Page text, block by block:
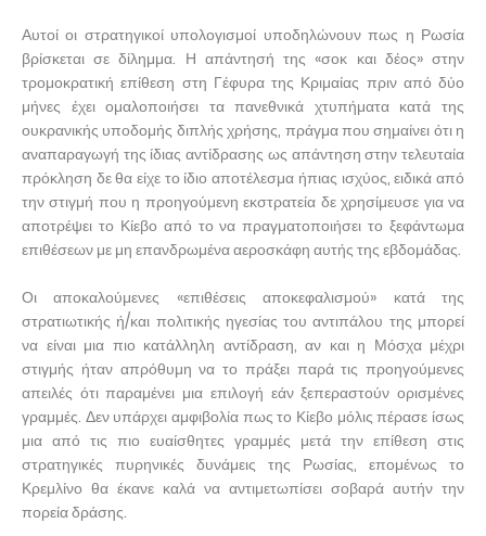
Αυτοί οι στρατηγικοί υπολογισμοί υποδηλώνουν πως η Ρωσία
βρίσκεται σε δίλημμα. Η απάντησή της «σοκ και δέος» στην
τρομοκρατική επίθεση στη Γέφυρα της Κριμαίας πριν από δύο
μήνες έχει ομαλοποιήσει τα πανεθνικά χτυπήματα κατά της
ουκρανικής υποδομής διπλής χρήσης, πράγμα που σημαίνει ότι η
αναπαραγωγή της ίδιας αντίδρασης ως απάντηση στην τελευταία
πρόκληση δε θα είχε το ίδιο αποτέλεσμα ήπιας ισχύος, ειδικά από
την στιγμή που η προηγούμενη εκστρατεία δε χρησίμευσε για να
αποτρέψει το Κίεβο από το να πραγματοποιήσει το ξεφάντωμα
επιθέσεων με μη επανδρωμένα αεροσκάφη αυτής της εβδομάδας.
Οι αποκαλούμενες «επιθέσεις αποκεφαλισμού» κατά της
στρατιωτικής ή/και πολιτικής ηγεσίας του αντιπάλου της μπορεί
να είναι μια πιο κατάλληλη αντίδραση, αν και η Μόσχα μέχρι
στιγμής ήταν απρόθυμη να το πράξει παρά τις προηγούμενες
απειλές ότι παραμένει μια επιλογή εάν ξεπεραστούν ορισμένες
γραμμές. Δεν υπάρχει αμφιβολία πως το Κίεβο μόλις πέρασε ίσως
μια από τις πιο ευαίσθητες γραμμές μετά την επίθεση στις
στρατηγικές πυρηνικές δυνάμεις της Ρωσίας, επομένως το
Κρεμλίνο θα έκανε καλά να αντιμετωπίσει σοβαρά αυτήν την
πορεία δράσης.